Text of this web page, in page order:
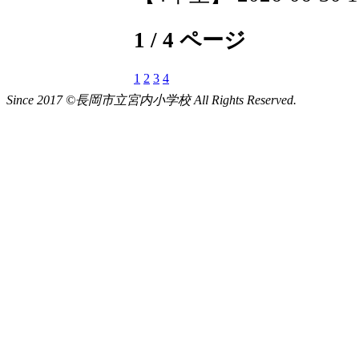
Since 2017 ©長岡市立宮内小学校 All Rights Reserved.